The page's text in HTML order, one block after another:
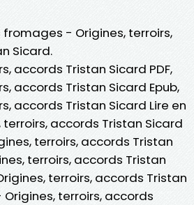
- Origines, terroirs,
Sicard.
accords Tristan Sicard PDF,
accords Tristan Sicard Epub,
accords Tristan Sicard Lire en
accords Tristan Sicard
terroirs, accords Tristan
terroirs, accords Tristan
terroirs, accords Tristan
terroirs, accords